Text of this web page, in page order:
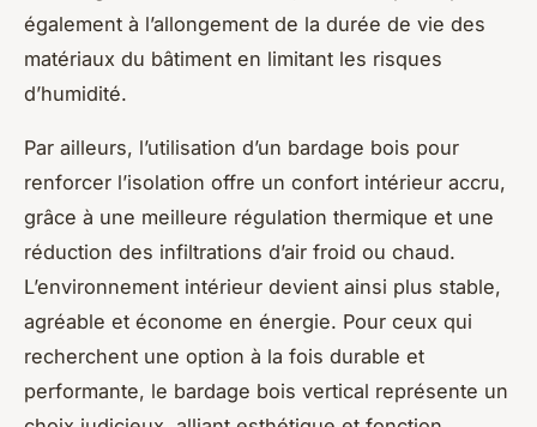
également à l’allongement de la durée de vie des
matériaux du bâtiment en limitant les risques
d’humidité.
Par ailleurs, l’utilisation d’un bardage bois pour
renforcer l’isolation offre un confort intérieur accru,
grâce à une meilleure régulation thermique et une
réduction des infiltrations d’air froid ou chaud.
L’environnement intérieur devient ainsi plus stable,
agréable et économe en énergie. Pour ceux qui
recherchent une option à la fois durable et
performante, le bardage bois vertical représente un